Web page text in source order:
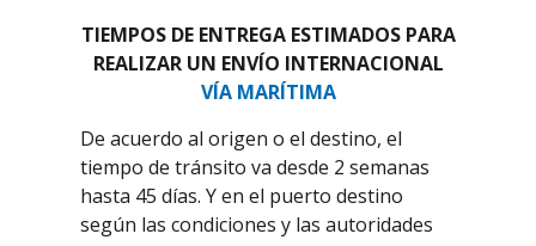
TIEMPOS DE ENTREGA ESTIMADOS PARA
REALIZAR UN ENVÍO INTERNACIONAL
VÍA MARÍTIMA
De acuerdo al origen o el destino, el
tiempo de tránsito va desde 2 semanas
hasta 45 días. Y en el puerto destino
según las condiciones y las autoridades